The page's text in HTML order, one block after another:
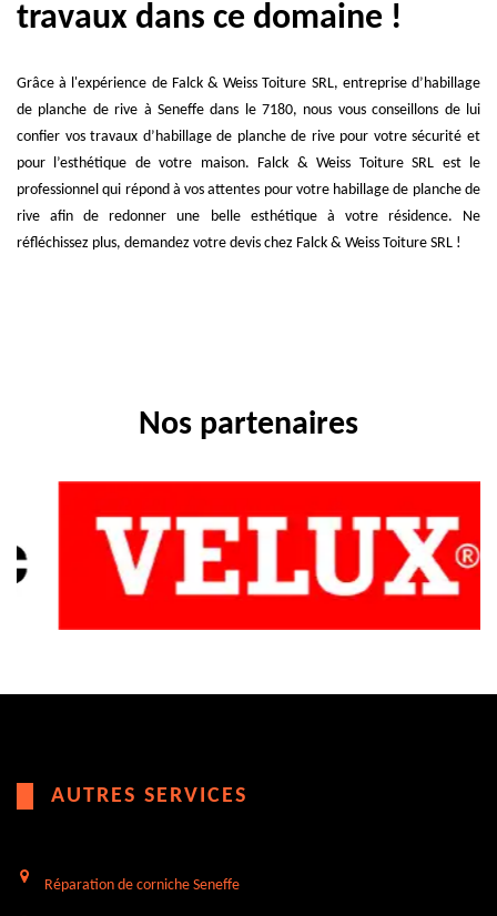
travaux dans ce domaine !
Grâce à l'expérience de Falck & Weiss Toiture SRL, entreprise d’habillage
de planche de rive à Seneffe dans le 7180, nous vous conseillons de lui
confier vos travaux d’habillage de planche de rive pour votre sécurité et
pour l’esthétique de votre maison. Falck & Weiss Toiture SRL est le
professionnel qui répond à vos attentes pour votre habillage de planche de
rive afin de redonner une belle esthétique à votre résidence. Ne
réfléchissez plus, demandez votre devis chez Falck & Weiss Toiture SRL !
Nos partenaires
AUTRES SERVICES
Réparation de corniche Seneffe